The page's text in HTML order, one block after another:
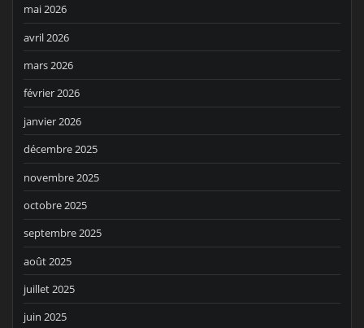
mai 2026
avril 2026
mars 2026
février 2026
janvier 2026
décembre 2025
novembre 2025
octobre 2025
septembre 2025
août 2025
juillet 2025
juin 2025